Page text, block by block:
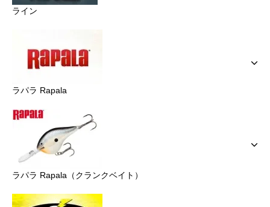
ライン
ラパラ Rapala
ラパラ Rapala（クランクベイト）